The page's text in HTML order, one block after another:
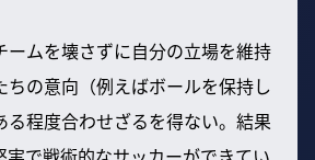
ームを壊さずに自分の立場を維持
ちの意向（例えばボールを保持し
る程度合わせざるを得ない。結果